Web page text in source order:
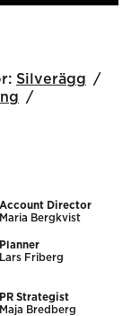
Silverägg
Account Director
Maria Bergkvist
Planner
Lars Friberg
PR Strategist
Maja Bredberg